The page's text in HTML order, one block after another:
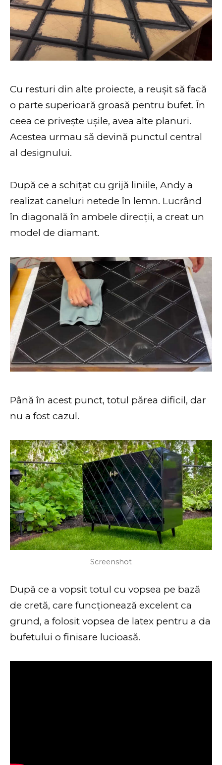
Cu resturi din alte proiecte, a reușit să facă
o parte superioară groasă pentru bufet. În
ceea ce privește ușile, avea alte planuri.
Acestea urmau să devină punctul central
al designului.
După ce a schițat cu grijă liniile, Andy a
realizat caneluri netede în lemn. Lucrând
în diagonală în ambele direcții, a creat un
model de diamant.
Până în acest punct, totul părea dificil, dar
nu a fost cazul.
Screenshot
După ce a vopsit totul cu vopsea pe bază
de cretă, care funcționează excelent ca
grund, a folosit vopsea de latex pentru a da
bufetului o finisare lucioasă.